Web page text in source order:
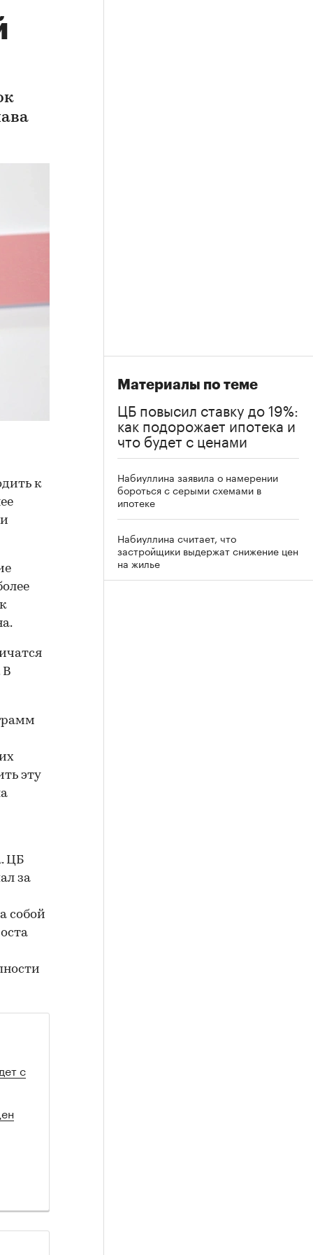
к
В
эту
ЦБ
за
собой
с
Материалы по теме
ЦБ повысил ставку до 19%:
как подорожает ипотека и
что будет с ценами
Набиуллина заявила о намерении
бороться с серыми схемами в
ипотеке
Набиуллина считает, что
застройщики выдержат снижение цен
на жилье